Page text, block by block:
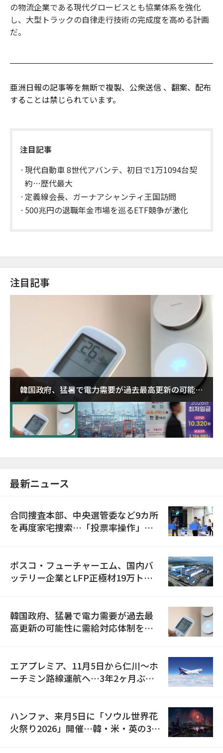
の物流企業である現代グロービスとも協業体系を強化
し、大型トラックの自律走行技術の完成度を高める計画
だ。
亜洲日報の記事等を無断で複製、公衆送信 、翻案、配布
することは禁じられています。
注目記事
現代自動車 8世代アバンテ、初日で1万1094台契
約…歴代最大
定義線会長、ガーナアシャンティ王国訪問
500兆円の退職年金市場を巡るETF競争が激化
注目記事
韓国政府、猛暑で電力需要が過去最高更新の可能性
に需給対応体制を点検
最新ニュース
合同捜査本部、中央選管委など9カ所
を再度家宅捜索…「投票率操作」の
ポスコ・フューチャーエム、国内バ
ッテリー企業とLFP正極材19万トン
韓国政府、猛暑で電力需要が過去最
高更新の可能性に需給対応体制を点
エアプレミア、11月5日から仁川〜ホ
ーチミン路線運航へ…3年2ヶ月ぶり
ハンファ、来月5日に「ソウル世界花
火祭り2026」開催…韓・米・英の3カ